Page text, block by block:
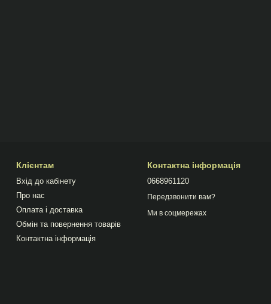
Клієнтам
Вхід до кабінету
Про нас
Оплата і доставка
Обмін та повернення товарів
Контактна інформація
Контактна інформація
0668961120
Передзвонити вам?
Ми в соцмережах